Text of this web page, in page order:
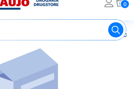
0
Remédio